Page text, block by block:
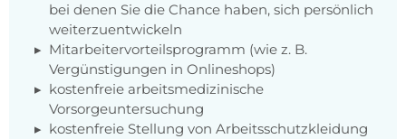
bei denen Sie die Chance haben, sich persönlich
weiterzuentwickeln
Mitarbeitervorteilsprogramm (wie z. B.
Vergünstigungen in Onlineshops)
kostenfreie arbeitsmedizinische
Vorsorgeuntersuchung
kostenfreie Stellung von Arbeitsschutzkleidung